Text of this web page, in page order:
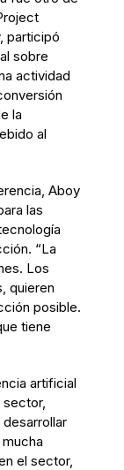
participó
sobre
actividad
la
al
Aboy
las
“La
Los
quieren
posible.
tiene
artificial
sector,
el sector,